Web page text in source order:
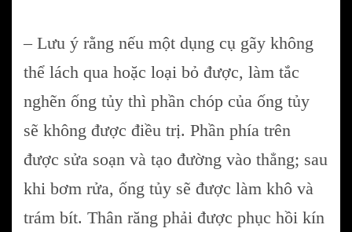
– Lưu ý rằng nếu một dụng cụ gãy không
thể lách qua hoặc loại bỏ được, làm tắc
nghẽn ống tủy thì phần chóp của ống tủy
sẽ không được điều trị. Phần phía trên
được sửa soạn và tạo đường vào thẳng; sau
khi bơm rửa, ống tủy sẽ được làm khô và
trám bít. Thân răng phải được phục hồi kín